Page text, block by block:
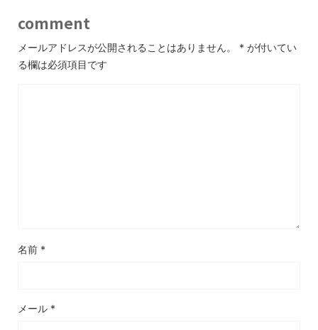
comment
メールアドレスが公開されることはありません。 * が付いてい
る欄は必須項目です
名前 *
メール *